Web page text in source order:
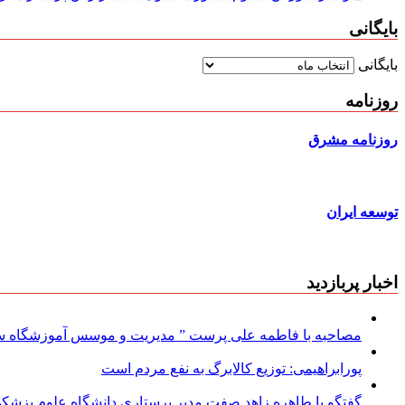
بایگانی
بایگانی
روزنامه
روزنامه مشرق
توسعه ایران
اخبار پربازدید
مصاحبه با فاطمه علی پرست ” مدیریت و موسس آموزشگاه
پورابراهیمی: توزیع کالابرگ به نفع مردم است